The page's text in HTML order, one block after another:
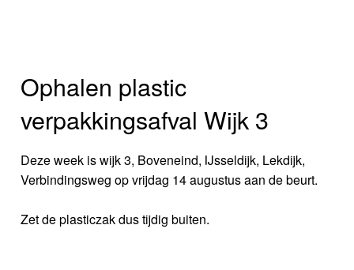
Ophalen plastic
verpakkingsafval Wijk 3
Deze week is wijk 3, Boveneind, IJsseldijk, Lekdijk,
Verbindingsweg op vrijdag 14 augustus aan de beurt.
Zet de plasticzak dus tijdig buiten.